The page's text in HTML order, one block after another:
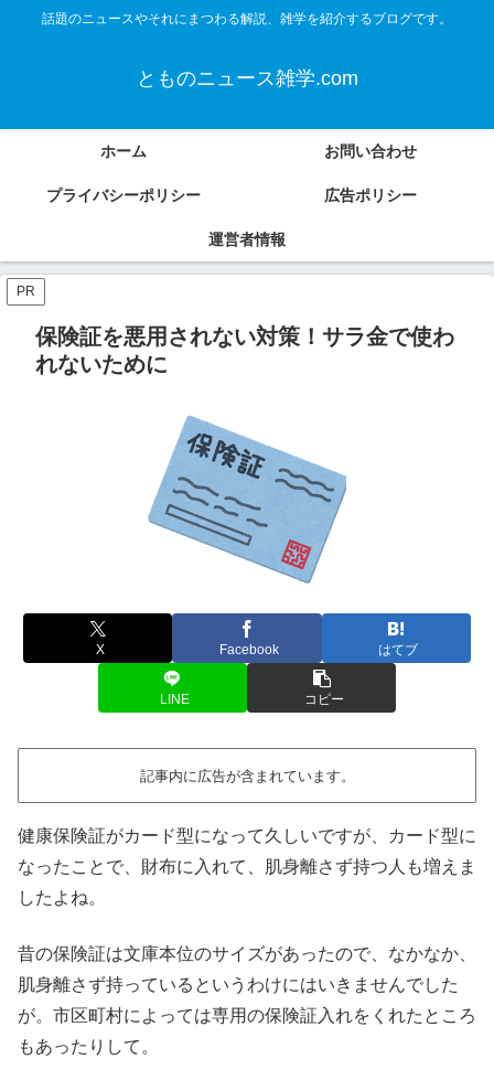
話題のニュースやそれにまつわる解説、雑学を紹介するブログです。
とものニュース雑学.com
ホーム お問い合わせ
プライバシーポリシー 広告ポリシー
運営者情報
PR
保険証を悪用されない対策！サラ金で使わ
れないために
X Facebook はてブ
LINE コピー
記事内に広告が含まれています。
健康保険証がカード型になって久しいですが、カード型に
なったことで、財布に入れて、肌身離さず持つ人も増えま
したよね。
昔の保険証は文庫本位のサイズがあったので、なかなか、
肌身離さず持っているというわけにはいきませんでした
が。市区町村によっては専用の保険証入れをくれたところ
もあったりして。